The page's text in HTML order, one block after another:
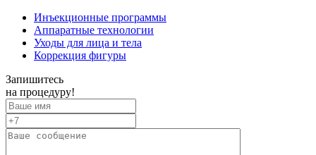
Инъекционные программы
Аппаратные технологии
Уходы для лица и тела
Коррекция фигуры
Запишитесь
на процедуру!